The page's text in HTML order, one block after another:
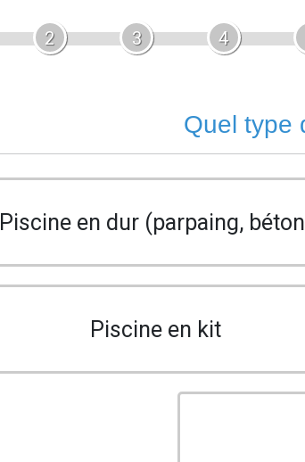
2 3 4
Quel type
Piscine en dur (parpaing,
Piscine en kit